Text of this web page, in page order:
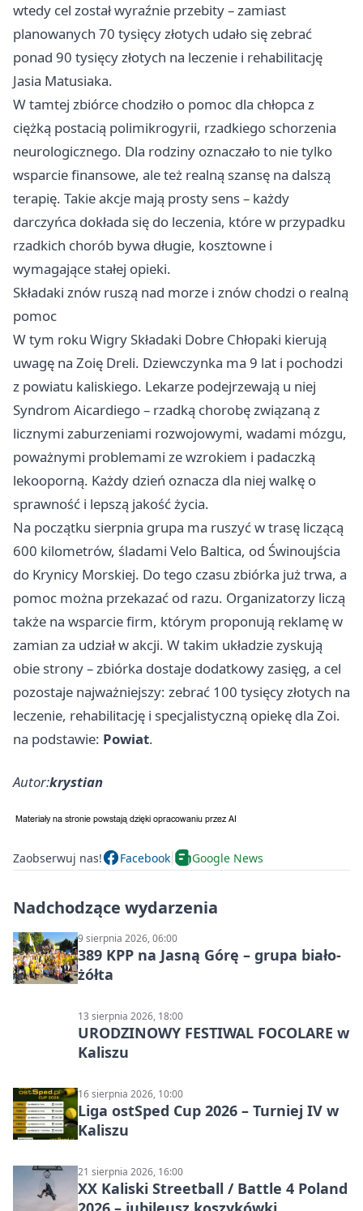
wtedy cel został wyraźnie przebity – zamiast
planowanych 70 tysięcy złotych udało się zebrać
ponad 90 tysięcy złotych na leczenie i rehabilitację
Jasia Matusiaka.
W tamtej zbiórce chodziło o pomoc dla chłopca z
ciężką postacią polimikrogyrii, rzadkiego schorzenia
neurologicznego. Dla rodziny oznaczało to nie tylko
wsparcie finansowe, ale też realną szansę na dalszą
terapię. Takie akcje mają prosty sens – każdy
darczyńca dokłada się do leczenia, które w przypadku
rzadkich chorób bywa długie, kosztowne i
wymagające stałej opieki.
Składaki znów ruszą nad morze i znów chodzi o realną
pomoc
W tym roku Wigry Składaki Dobre Chłopaki kierują
uwagę na Zoię Dreli. Dziewczynka ma 9 lat i pochodzi
z powiatu kaliskiego. Lekarze podejrzewają u niej
Syndrom Aicardiego – rzadką chorobę związaną z
licznymi zaburzeniami rozwojowymi, wadami mózgu,
poważnymi problemami ze wzrokiem i padaczką
lekooporną. Każdy dzień oznacza dla niej walkę o
sprawność i lepszą jakość życia.
Na początku sierpnia grupa ma ruszyć w trasę liczącą
600 kilometrów, śladami Velo Baltica, od Świnoujścia
do Krynicy Morskiej. Do tego czasu zbiórka już trwa, a
pomoc można przekazać od razu. Organizatorzy liczą
także na wsparcie firm, którym proponują reklamę w
zamian za udział w akcji. W takim układzie zyskują
obie strony – zbiórka dostaje dodatkowy zasięg, a cel
pozostaje najważniejszy: zebrać 100 tysięcy złotych na
leczenie, rehabilitację i specjalistyczną opiekę dla Zoi.
na podstawie: Powiat.
Autor:krystian
Zaobserwuj nas! Facebook Google News
Nadchodzące wydarzenia
9 sierpnia 2026, 06:00
389 KPP na Jasną Górę – grupa biało-
żółta
13 sierpnia 2026, 18:00
URODZINOWY FESTIWAL FOCOLARE w
Kaliszu
16 sierpnia 2026, 10:00
Liga ostSped Cup 2026 – Turniej IV w
Kaliszu
21 sierpnia 2026, 16:00
XX Kaliski Streetball / Battle 4 Poland